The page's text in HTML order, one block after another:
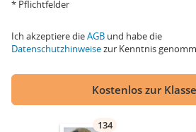
* Pflichtfelder
Ich akzeptiere dieAGB und habe die
Datenschutzhinweisezur Kenntnis
Kostenlos zur
134